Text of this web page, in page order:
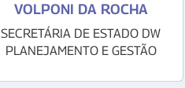
VOLPONI DA ROCHA
SECRETÁRIA DE ESTADO DW
PLANEJAMENTO E GESTÃO